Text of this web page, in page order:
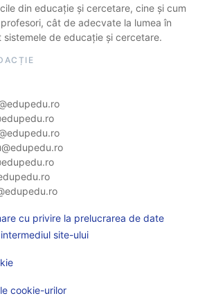
din educație și cercetare, cine și cum
cât de adecvate la lumea în
sistemele de educație și cercetare.
cu privire la prelucrarea de date
site-ului
cookie-urilor